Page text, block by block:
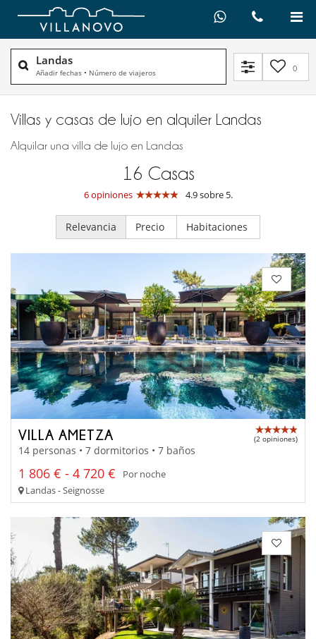
Landas
Añadir fechas • Número de viajeros 0
Villas y casas de lujo en alquiler​ Landas
Alquilar una villa de lujo en Landas
16 Casas
6 opiniones 4.9 sobre 5.
Relevancia Precio Habitaciones
VILLA AMETZA (2 opiniones)
14 personas • 7 dormitorios • 7 baños
1 806 € - 4 720 €
Por noche
Landas - Seignosse